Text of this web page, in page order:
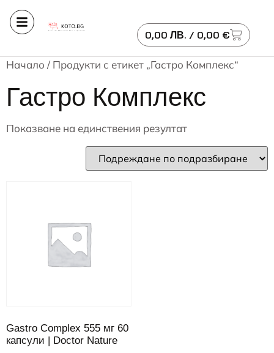
0,00 ЛВ. / 0,00 €
Начало / Продукти с етикет „Гастро Комплекс“
Гастро Комплекс
Показване на единствения резултат
Gastro Complex 555 мг 60
капсули | Doctor Nature